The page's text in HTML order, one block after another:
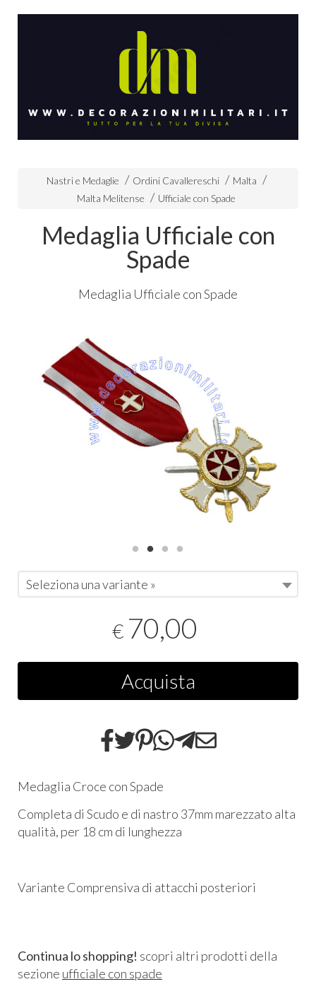
Nastri e Medaglie Ordini Cavallereschi
Malta
Malta Melitense
Ufficiale con Spade
Medaglia Ufficiale con
Spade
Medaglia Ufficiale con Spade
Seleziona una variante »
€ 70,00
Acquista
Medaglia Croce con Spade
Completa di Scudo e di nastro 37mm marezzato alta
qualità, per 18 cm di lunghezza
Variante Comprensiva di attacchi posteriori
Continua lo shopping! scopri altri prodotti della
sezione ufficiale con spade